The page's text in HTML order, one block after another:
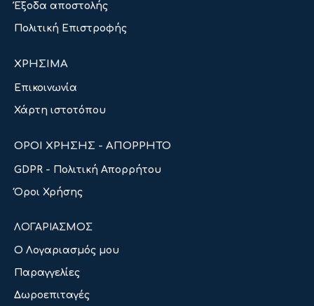
Έξοδα αποστολής
Πολιτική Επιστροφής
ΧΡΗΣΙΜΑ
Επικοινωνία
Χάρτη ιστοτόπου
ΟΡΟΙ ΧΡΗΣΗΣ - ΑΠΟΡΡΗΤΟ
GDPR - Πολιτική Απορρήτου
Όροι Χρήσης
ΛΟΓΑΡΙΑΣΜΟΣ
Ο Λογαριασμός μου
Παραγγελίες
Δωροεπιταγές